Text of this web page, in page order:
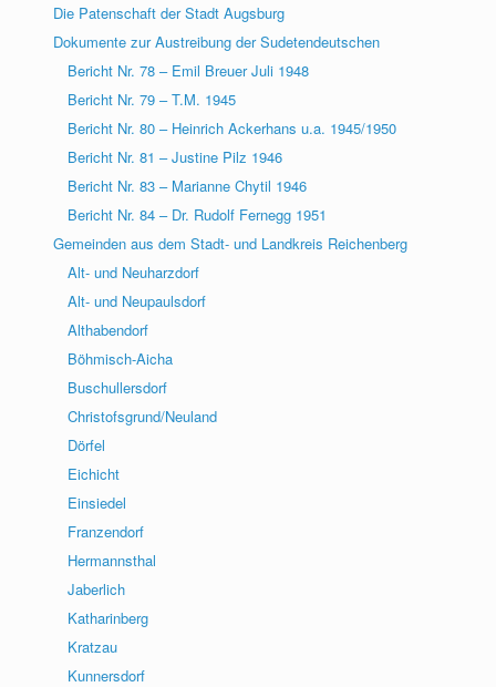
Die Patenschaft der Stadt Augsburg
Dokumente zur Austreibung der Sudetendeutschen
Bericht Nr. 78 – Emil Breuer Juli 1948
Bericht Nr. 79 – T.M. 1945
Bericht Nr. 80 – Heinrich Ackerhans u.a. 1945/1950
Bericht Nr. 81 – Justine Pilz 1946
Bericht Nr. 83 – Marianne Chytil 1946
Bericht Nr. 84 – Dr. Rudolf Fernegg 1951
Gemeinden aus dem Stadt- und Landkreis Reichenberg
Alt- und Neuharzdorf
Alt- und Neupaulsdorf
Althabendorf
Böhmisch-Aicha
Buschullersdorf
Christofsgrund/Neuland
Dörfel
Eichicht
Einsiedel
Franzendorf
Hermannsthal
Jaberlich
Katharinberg
Kratzau
Kunnersdorf